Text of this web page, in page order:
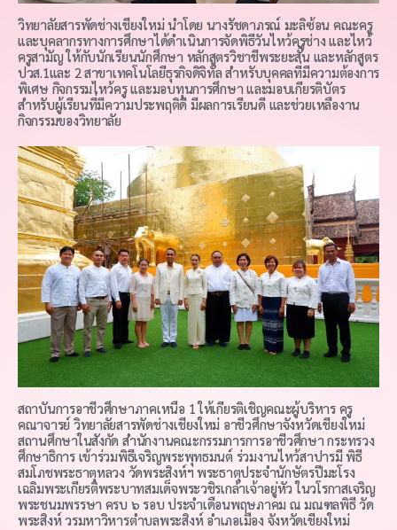
วิทยาลัยสารพัดช่างเชียงใหม่ นำโดย นางรัชดาภรณ์ มะลิซ้อน คณะครู
และบุคลากรทางการศึกษาได้ดำเนินการจัดพิธีวันไหว้ครูช่าง และไหว้
ครูสามัญ ให้กับนักเรียนนักศึกษา หลักสูตรวิชาชีพระยะสั้น และหลักสูตร
ปวส.1และ 2 สาขาเทคโนโลยีธุรกิจดิจิทัล สำหรับบุคคลที่มีความต้องการ
พิเศษ กิจกรรมไหว้ครู และมอบทุนการศึกษา และมอบเกียรติบัตร
สำหรับผู้เรียนที่มีความประพฤติดี มีผลการเรียนดี และช่วยเหลืองาน
กิจกรรมของวิทยาลัย
สถาบันการอาชีวศึกษาภาคเหนือ 1 ให้เกียรติเชิญคณะผู้บริหาร ครู
คณาจารย์ วิทยาลัยสารพัดช่างเชียงใหม่ อาชีวศึกษาจังหวัดเชียงใหม่
สถานศึกษาในสังกัด สำนักงานคณะกรรมการการอาชีวศึกษา กระทรวง
ศึกษาธิการ เข้าร่วมพิธีเจริญพระพุทธมนต์ ร่วมงานไหว้สาปารมี พิธี
สมโภชพระธาตุหลวง วัดพระสิงห์ฯ พระธาตุประจำนักษัตรปีมะโรง
เฉลิมพระเกียรติพระบาทสมเด็จพระวชิรเกล้าเจ้าอยู่หัว ในวโรกาสเจริญ
พระชนมพรรษา ครบ ๖ รอบ ประจำเดือนพฤษภาคม ณ มณฑลพิธี วัด
พระสิงห์ วรมหาวิหารตำบลพระสิงห์ อำเภอเมือง จังหวัดเชียงใหม่